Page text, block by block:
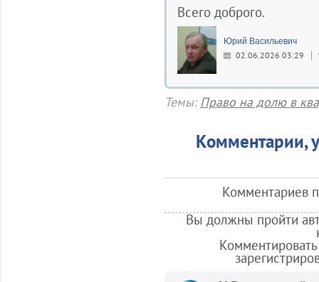
Всего доброго.
Юрий Васильевич
02.06.2026 03:29
Темы:Право на долю в
Комментарии,
Комментариев
Вы должны пройти